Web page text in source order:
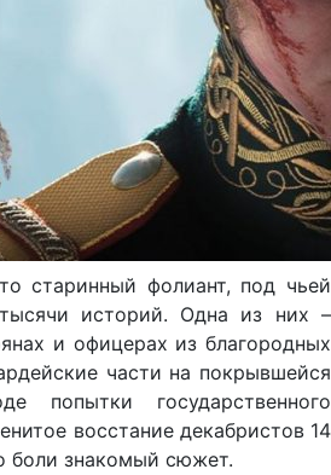
старинный фолиант, под чьей
историй. Одна из них –
и офицерах из благородных
части на покрывшейся
государственного
восстание декабристов 14
боли знакомый сюжет.